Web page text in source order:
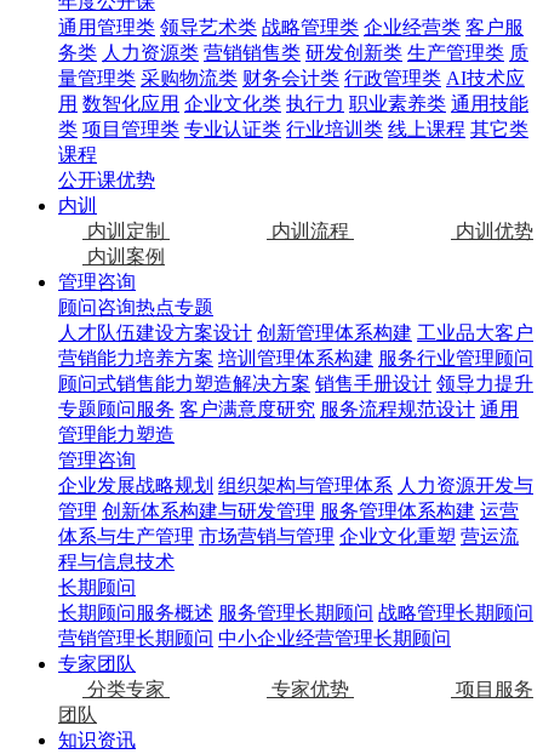
通用管理类 领导艺术类 战略管理类 企业经营类 客户服
务类 人力资源类 营销销售类 研发创新类 生产管理类 质
量管理类 采购物流类 财务会计类 行政管理类 AI技术应
用 数智化应用 企业文化类 执行力 职业素养类 通用技能
类 项目管理类 专业认证类 行业培训类 线上课程 其它类
课程
公开课优势
内训
内训定制
内训流程
内训优势
内训案例
管理咨询
顾问咨询热点专题
人才队伍建设方案设计 创新管理体系构建 工业品大客户
营销能力培养方案 培训管理体系构建 服务行业管理顾问
顾问式销售能力塑造解决方案 销售手册设计 领导力提升
专题顾问服务 客户满意度研究 服务流程规范设计 通用
管理能力塑造
管理咨询
企业发展战略规划 组织架构与管理体系 人力资源开发与
管理 创新体系构建与研发管理 服务管理体系构建 运营
体系与生产管理 市场营销与管理 企业文化重塑 营运流
程与信息技术
长期顾问
长期顾问服务概述 服务管理长期顾问 战略管理长期顾问
营销管理长期顾问 中小企业经营管理长期顾问
专家团队
分类专家
专家优势
项目服务
团队
知识资讯